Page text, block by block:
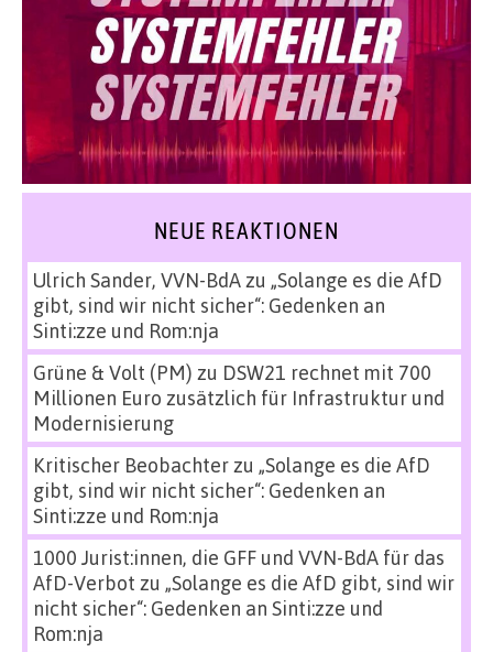
NEUE REAKTIONEN
Ulrich Sander, VVN-BdAzu „Solange es die AfD
gibt, sind wir nicht sicher“: Gedenken an
Sinti:zze und Rom:nja
Grüne & Volt (PM) zu DSW21 rechnet mit 700
Millionen Euro zusätzlich für Infrastruktur und
Modernisierung
Kritischer Beobachterzu „Solange es die AfD
gibt, sind wir nicht sicher“: Gedenken an
Sinti:zze und Rom:nja
1000 Jurist:innen, die GFF und VVN-BdA für das
AfD-Verbot zu „Solange es die AfD gibt, sind wir
nicht sicher“: Gedenken an Sinti:zze und
Rom:nja